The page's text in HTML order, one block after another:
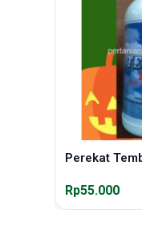
Perekat
Rp55.000